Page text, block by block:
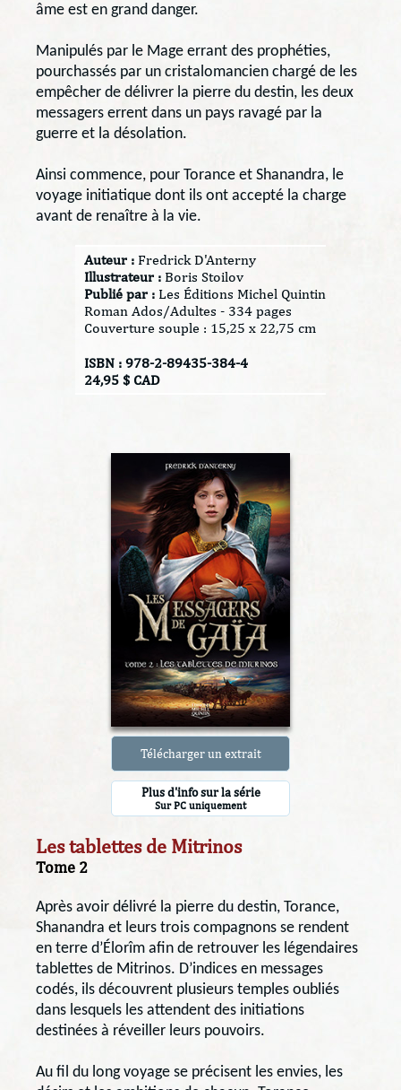
âme est en grand danger.
Manipulés par le Mage errant des prophéties,
pourchassés par un cristalomancien chargé de les
empêcher de délivrer la pierre du destin, les deux
messagers errent dans un pays ravagé par la
guerre et la désolation.
Ainsi commence, pour Torance et Shanandra, le
voyage initiatique dont ils ont accepté la charge
avant de renaître à la vie.
Auteur : Fredrick D'Anterny
Illustrateur : Boris Stoilov
Publié par : Les Éditions Michel Quintin
Roman Ados/Adultes - 334 pages
Couverture souple : 15,25 x 22,75 cm
ISBN : 978-2-89435-384-4
24,95 $ CAD
Télécharger un extrait
Plus d'info sur la série
Sur PC uniquement
Les tablettes de Mitrinos
Tome 2
Après avoir délivré la pierre du destin, Torance,
Shanandra et leurs trois compagnons se rendent
en terre d’Élorîm afin de retrouver les légendaires
tablettes de Mitrinos. D’indices en messages
codés, ils découvrent plusieurs temples oubliés
dans lesquels les attendent des initiations
destinées à réveiller leurs pouvoirs.
Au fil du long voyage se précisent les envies, les